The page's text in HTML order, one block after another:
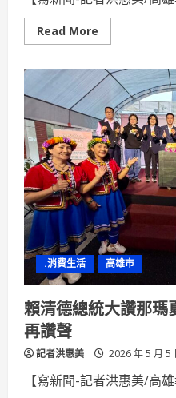
Read More
more
攻
百
餐
飲
商
機！
「Magic
Touch
樂
敘」
進
駐
高
雄
夢
時
代
.消費生活 高雄市
賴清德總統大讚那瑪
再讚聲
記者洪惠美 2026 年 5 月 5
【寫新聞-記者洪惠美/高